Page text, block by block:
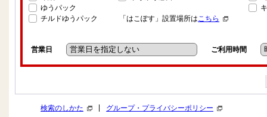
ゆうパック
チルドゆうパック
「はこぽす」設置場所はこちら
営業日 ご利用時間
検索のしかた グループ・プライバシーポリシー